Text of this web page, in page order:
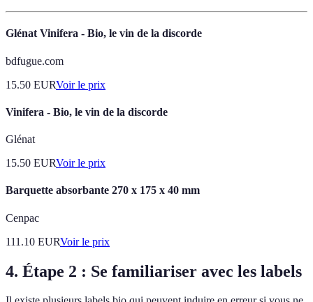
Glénat Vinifera - Bio, le vin de la discorde
bdfugue.com
15.50 EURVoir le prix
Vinifera - Bio, le vin de la discorde
Glénat
15.50 EURVoir le prix
Barquette absorbante 270 x 175 x 40 mm
Cenpac
111.10 EURVoir le prix
4. Étape 2 : Se familiariser avec les labels